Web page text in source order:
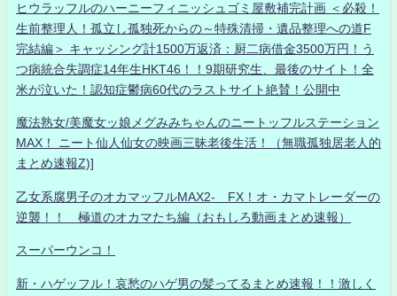
ヒウラッフルのハーニーフィニッシュゴミ屋敷補完計画 ＜必殺！
生前整理人！孤立し孤独死からの～特殊清掃・遺品整理への道F
完結編＞ キャッシング計1500万返済：厨二病借金3500万円！う
つ病統合失調症14年生HKT46！！9期研究生、最後のサイト！全
米が泣いた！認知症鬱病60代のラストサイト絶賛！公開中
魔法熟女/美魔女ッ娘メグみみちゃんのニートッフルステーション
MAX！ ニート仙人仙女の映画三昧老後生活！（無職孤独居老人的
まとめ速報Z)]
乙女系腐男子のオカマッフルMAX2- FX！オ・カマトレーダーの
逆襲！！ 極道のオカマたち編（おもしろ動画まとめ速報）
スーパーウンコ！
新・ハゲッフル！哀愁のハゲ男の髪ってるまとめ速報！！激しく